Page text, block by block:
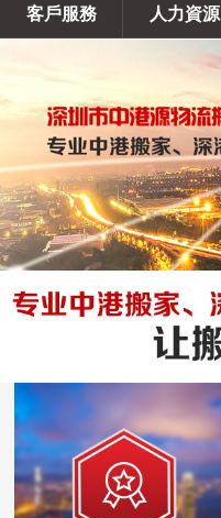
客戶服務 人力資源